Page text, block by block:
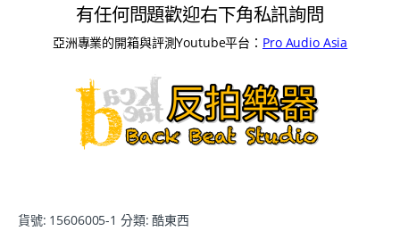
有任何問題歡迎右下角私訊詢問
亞洲專業的開箱與評測Youtube平台： Pro Audio Asia
貨號: 15606005-1 分類:酷東西